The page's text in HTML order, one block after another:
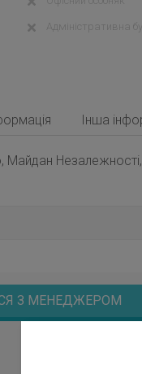
Адміністративна
Інша
З МЕНЕДЖЕРОМ